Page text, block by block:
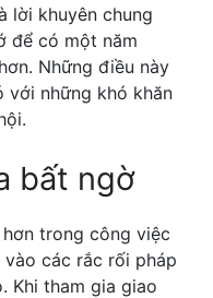
lời khuyên chung
để có một năm
Những điều này
với những khó khăn
bất ngờ
trong công việc
các rắc rối pháp
Khi tham gia giao